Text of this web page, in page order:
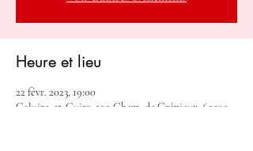
Heure et lieu
22 févr. 2023, 19:00
Caluire-et-Cuire, 109 Chem. de Crépieux, 69300